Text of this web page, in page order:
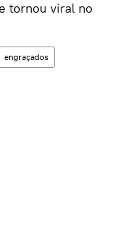
tornou viral no
engraçados